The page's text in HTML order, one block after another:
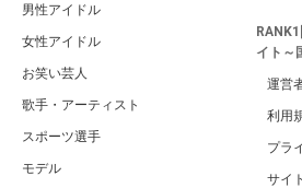
男性アイドル
女性アイドル
お笑い芸人
歌手・アーティスト
スポーツ選手
モデル
イト～
運営
利用
プラ
サイ